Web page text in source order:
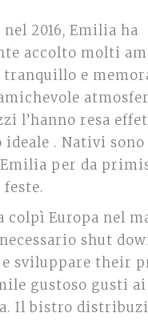
2016, Emilia ha
accolto molti
tranquillo e
l’hanno resa
ideale . Nativi
per da
colpì Europa nel
shut
sviluppare their
gustoso gusti
Il bistro